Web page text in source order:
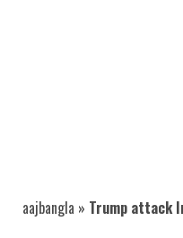
aajbangla » Trump attack